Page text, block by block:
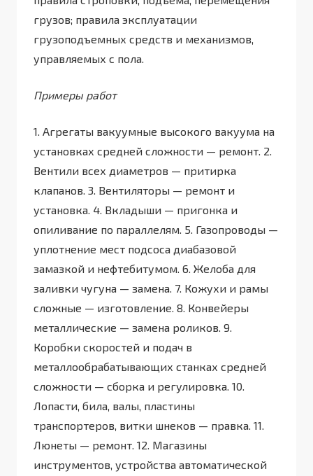
грузов; правила эксплуатации
грузоподъемных средств и механизмов,
управляемых с пола.
Примеры работ
1. Агрегаты вакуумные высокого вакуума на
установках средней сложности — ремонт. 2.
Вентили всех диаметров — притирка
клапанов. 3. Вентиляторы — ремонт и
установка. 4. Вкладыши — пригонка и
опиливание по параллелям. 5. Газопроводы —
уплотнение мест подсоса диабазовой
замазкой и нефтебитумом. 6. Желоба для
заливки чугуна — замена. 7. Кожухи и рамы
сложные — изготовление. 8. Конвейеры
металлические — замена роликов. 9.
Коробки скоростей и подач в
металлообрабатывающих станках средней
сложности — сборка и регулировка. 10.
Лопасти, била, валы, пластины
транспортеров, витки шнеков — правка. 11.
Люнеты — ремонт. 12. Магазины
инструментов, устройства автоматической